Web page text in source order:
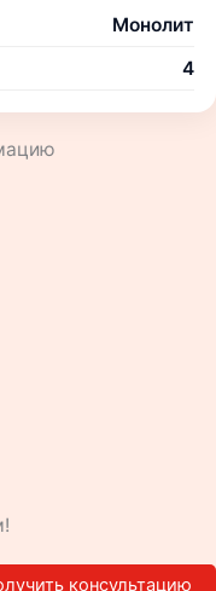
Монолит
4
консультацию